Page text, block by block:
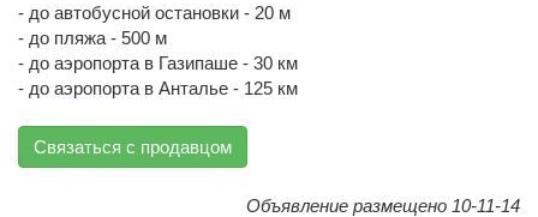
- до автобусной остановки - 20 м
- до пляжа - 500 м
- до аэропорта в Газипаше - 30 км
- до аэропорта в Анталье - 125 км
Связаться с продавцом
Объявление размещено 10-11-14